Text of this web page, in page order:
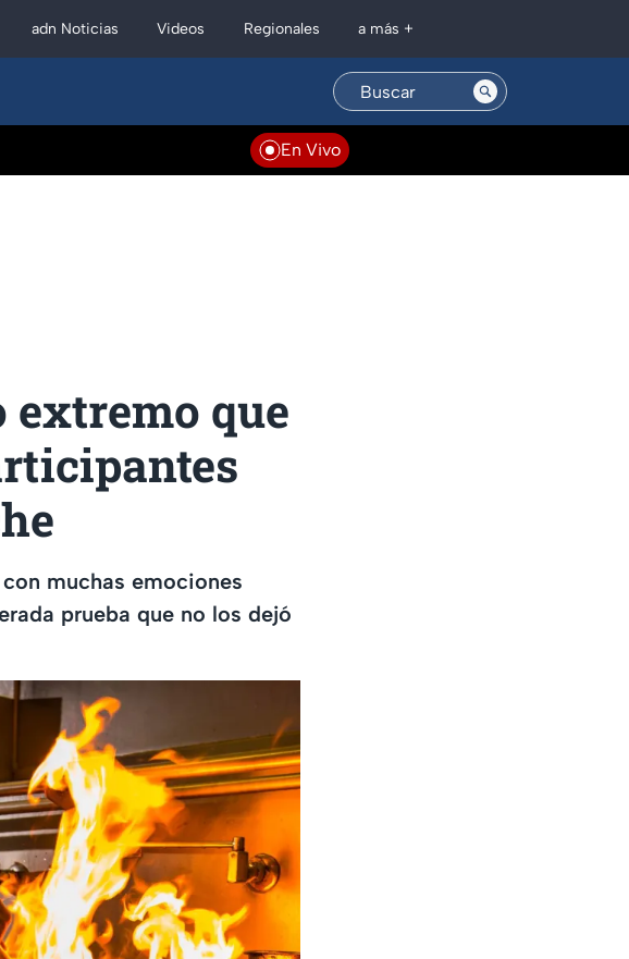
adn Noticias Videos Regionales a más +
En Vivo
extremo que
muchas emociones
prueba que no los dejó